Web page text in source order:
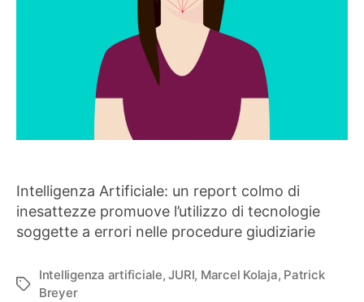
Intelligenza Artificiale: un report colmo di
inesattezze promuove l’utilizzo di tecnologie
soggette a errori nelle procedure giudiziarie
Tag
Intelligenza artificiale,JURI, Marcel Kolaja, Patrick
Breyer